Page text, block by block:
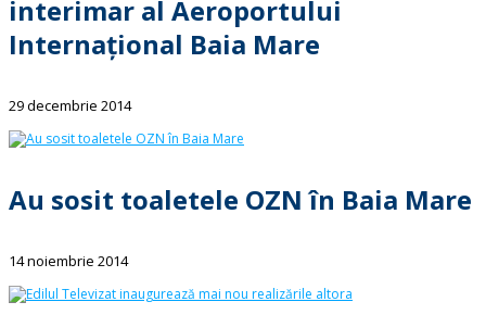
interimar al Aeroportului
Internațional Baia Mare
29 decembrie 2014
Au sosit toaletele OZN în Baia Mare
14 noiembrie 2014